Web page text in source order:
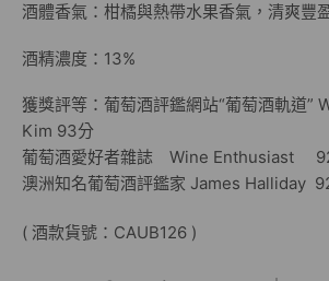
酒體香氣：柑橘與熱帶水果香氣，清爽豐
酒精濃度：13%
獲獎評等：葡萄酒評鑑網站“葡萄酒軌道”
Kim 93分
葡萄酒愛好者雜誌 Wine Enthusiast
澳洲知名葡萄酒評鑑家 James Halliday
( 酒款貨號：CAUB126 )